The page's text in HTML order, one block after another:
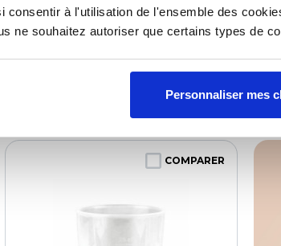
consentir à l'utilisation de l'ensemble des
ne souhaitez autoriser que certains types de
Personnaliser mes
Référence :0109232046
Livraison sous 3 semaines
COMPARER